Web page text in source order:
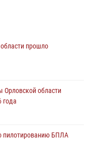
прошло
Орловской области
года
пилотированию БПЛА